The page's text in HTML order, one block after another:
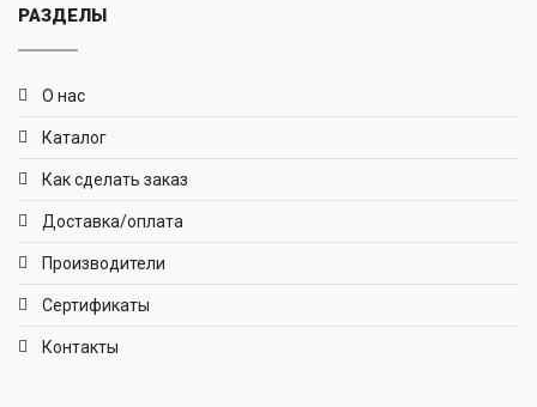
РАЗДЕЛЫ
О нас
Каталог
Как сделать заказ
Доставка/оплата
Производители
Сертификаты
Контакты